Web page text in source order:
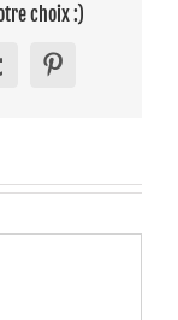
choix :)
Pinterest